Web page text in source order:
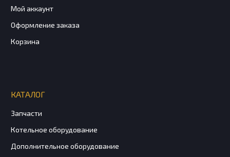
Мой аккаунт
Оформление заказа
Корзина
КАТАЛОГ
Запчасти
Котельное оборудование
Дополнительное оборудование